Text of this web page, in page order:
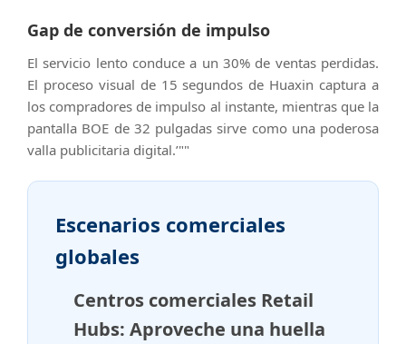
Gap de conversión de impulso
El servicio lento conduce a un 30% de ventas perdidas.
El proceso visual de 15 segundos de Huaxin captura a
los compradores de impulso al instante, mientras que la
pantalla BOE de 32 pulgadas sirve como una poderosa
valla publicitaria digital.’""
Escenarios comerciales
globales
Centros comerciales Retail
Hubs: Aproveche una huella